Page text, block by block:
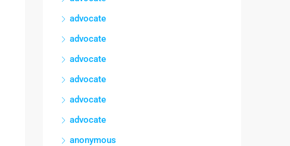
advocate
advocate
advocate
advocate
advocate
advocate
anonymous